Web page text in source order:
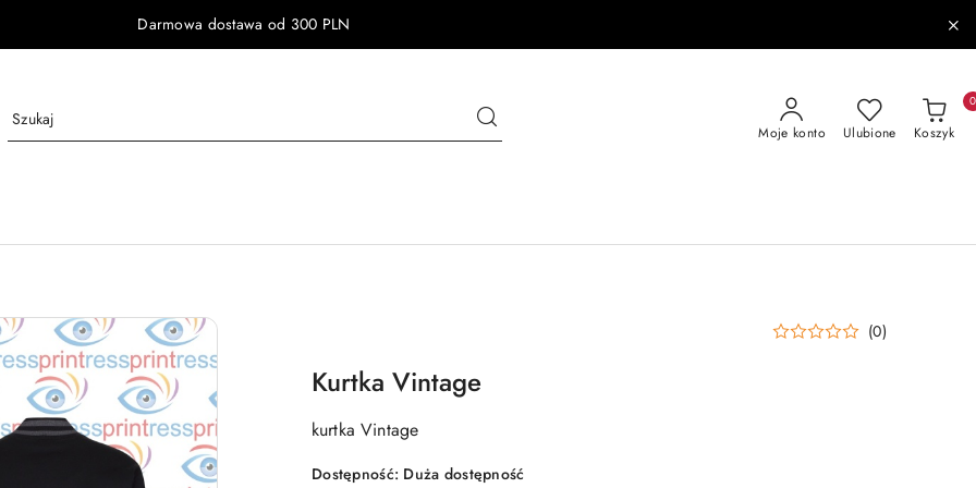
Darmowa dostawa od 300 PLN
Moje konto Ulubione Koszyk
0
(0)
Kurtka Vintage
kurtka Vintage
Dostępność: Duża dostępność